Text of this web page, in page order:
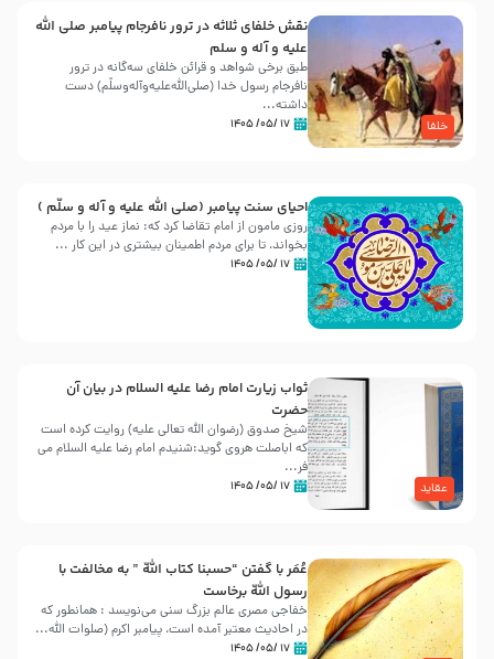
خلفا
نقش خلفای ثلاثه در ترور نافرجام پیامبر صلی الله
علیه و آله و سلم
طبق برخی شواهد و قرائن خلفای سه‌گانه در ترور
نافرجام رسول خدا (صلی‌الله‌علیه‌و‌آله‌وسلّم) دست
داشته‌...
۱۷ /۰۵/ ۱۴۰۵
احیای سنت پیامبر (صلی الله علیه و آله و سلّم )
روزی مامون از امام تقاضا کرد که: نماز عید را با مردم
بخواند، تا برای مردم اطمینان بیشتری در این کار ...
۱۷ /۰۵/ ۱۴۰۵
عقاید
ثواب زیارت امام رضا علیه السلام در بیان آن
حضرت
شیخ صدوق (رضوان الله تعالی علیه) روایت کرده است
که اباصلت هروی گوید:شنیدم امام رضا علیه السلام می
فر...
۱۷ /۰۵/ ۱۴۰۵
عُمَر با گفتن “حسبنا كتاب اللّه ” به مخالفت با
رسول اللّه برخاست
خفاجی مصری عالم بزرگ سنی می‌نویسد : همانطور که
در احادیث معتبر آمده است، پیامبر اکرم (صلوات اللّه...
۱۷ /۰۵/ ۱۴۰۵